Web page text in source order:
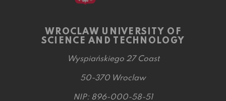
WROCLAW UNIVERSITY OF
SCIENCE AND TECHNOLOGY
Wyspiańskiego 27 Coast
50-370 Wroclaw
NIP: 896-000-58-51